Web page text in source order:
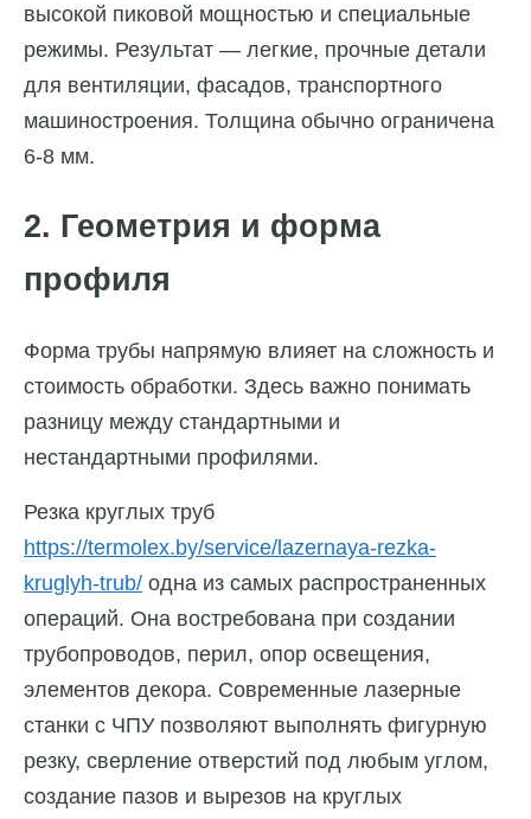
высокой пиковой мощностью и специальные
режимы. Результат — легкие, прочные детали
для вентиляции, фасадов, транспортного
машиностроения. Толщина обычно ограничена
6-8 мм.
2. Геометрия и форма
профиля
Форма трубы напрямую влияет на сложность и
стоимость обработки. Здесь важно понимать
разницу между стандартными и
нестандартными профилями.
Резка круглых труб
https://termolex.by/service/lazernaya-rezka-
kruglyh-trub/ одна из самых распространенных
операций. Она востребована при создании
трубопроводов, перил, опор освещения,
элементов декора. Современные лазерные
станки с ЧПУ позволяют выполнять фигурную
резку, сверление отверстий под любым углом,
создание пазов и вырезов на круглых